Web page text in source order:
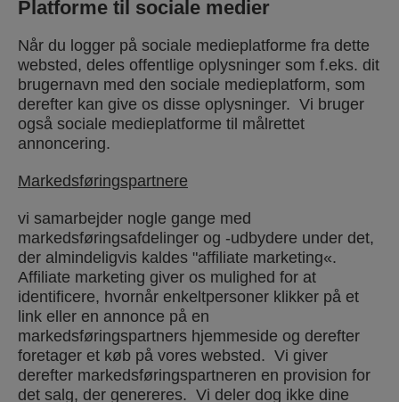
Platforme til sociale medier
Når du logger på sociale medieplatforme fra dette
websted, deles offentlige oplysninger som f.eks. dit
brugernavn med den sociale medieplatform, som
derefter kan give os disse oplysninger. Vi bruger
også sociale medieplatforme til målrettet
annoncering.
Markedsføringspartnere
vi samarbejder nogle gange med
markedsføringsafdelinger og -udbydere under det,
der almindeligvis kaldes "affiliate marketing«.
Affiliate marketing giver os mulighed for at
identificere, hvornår enkeltpersoner klikker på et
link eller en annonce på en
markedsføringspartners hjemmeside og derefter
foretager et køb på vores websted. Vi giver
derefter markedsføringspartneren en provision for
det salg, der genereres. Vi deler dog ikke dine